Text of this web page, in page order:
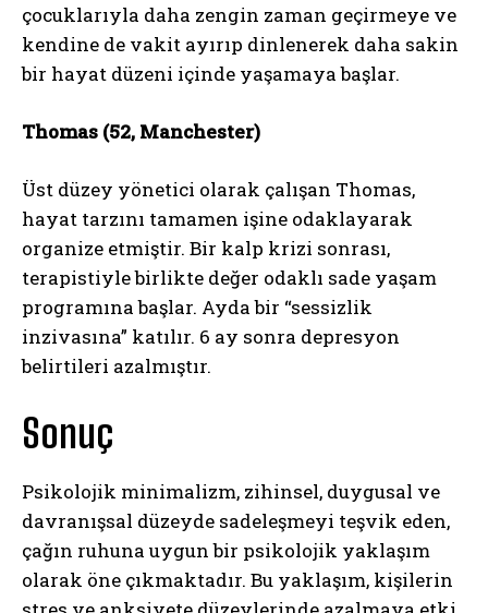
çocuklarıyla daha zengin zaman geçirmeye ve
kendine de vakit ayırıp dinlenerek daha sakin
bir hayat düzeni içinde yaşamaya başlar.
Thomas (52, Manchester)
Üst düzey yönetici olarak çalışan Thomas,
hayat tarzını tamamen işine odaklayarak
organize etmiştir. Bir kalp krizi sonrası,
terapistiyle birlikte değer odaklı sade yaşam
programına başlar. Ayda bir “sessizlik
inzivasına” katılır. 6 ay sonra depresyon
belirtileri azalmıştır.
Sonuç
Psikolojik minimalizm, zihinsel, duygusal ve
davranışsal düzeyde sadeleşmeyi teşvik eden,
çağın ruhuna uygun bir psikolojik yaklaşım
olarak öne çıkmaktadır. Bu yaklaşım, kişilerin